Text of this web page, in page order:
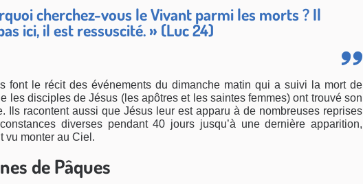
cherchez-vous le Vivant parmi les morts ? Il
ici, il est ressuscité. » (Luc 24)
font le récit des événements du dimanche matin qui a suivi la mort de
les disciples de Jésus (les apôtres et les saintes femmes) ont trouvé son
Ils racontent aussi que Jésus leur est apparu à de nombreuses reprises
diverses pendant 40 jours jusqu’à une dernière apparition,
vu monter au Ciel.
de Pâques